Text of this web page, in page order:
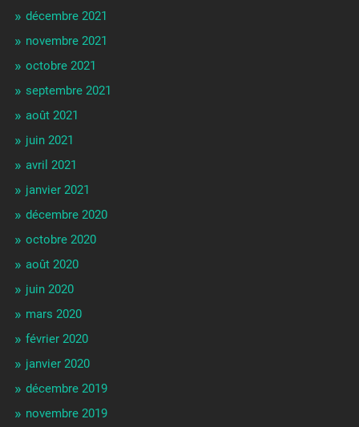
décembre 2021
novembre 2021
octobre 2021
septembre 2021
août 2021
juin 2021
avril 2021
janvier 2021
décembre 2020
octobre 2020
août 2020
juin 2020
mars 2020
février 2020
janvier 2020
décembre 2019
novembre 2019